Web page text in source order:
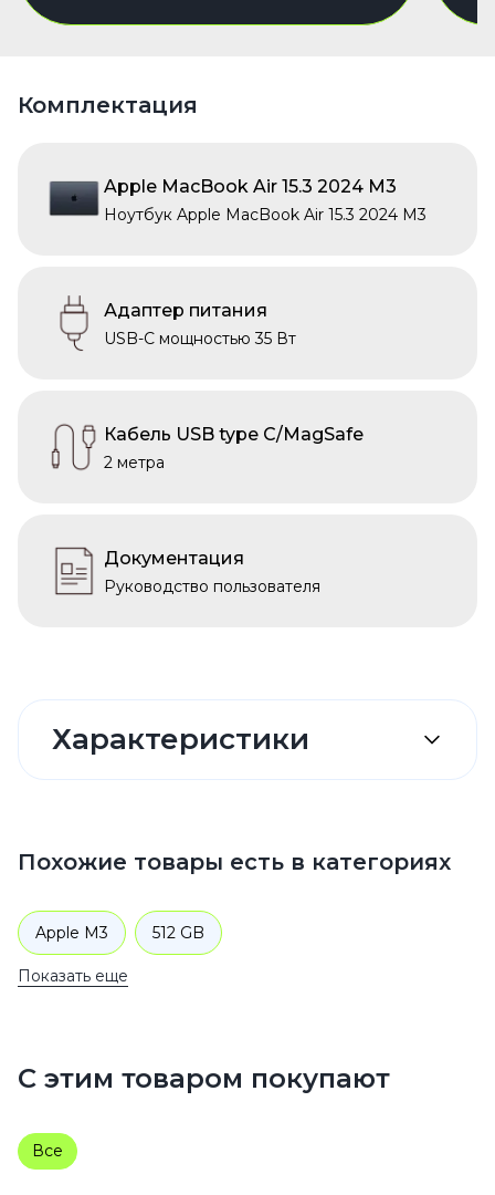
Комплектация
Apple MacBook Air 15.3 2024 M3
Ноутбук Apple MacBook Air 15.3 2024 M3
Адаптер питания
USB-C мощностью 35 Вт
Кабель USB type C/MagSafe
2 метра
Документация
Руководство пользователя
Характеристики
Похожие товары есть в категориях
Apple M3 512 GB
Ноутбуки Apple MacBook
Показать еще
С этим товаром покупают
Все